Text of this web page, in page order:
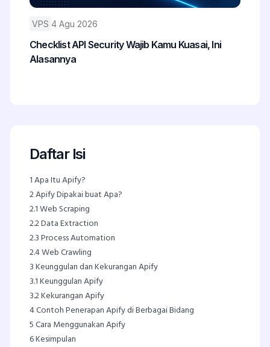
VPS 4 Agu 2026
Checklist API Security Wajib Kamu Kuasai, Ini
Alasannya
Daftar Isi
1Apa Itu Apify?
2Apify Dipakai buat Apa?
2.1Web Scraping
2.2Data Extraction
2.3Process Automation
2.4Web Crawling
3Keunggulan dan Kekurangan Apify
3.1Keunggulan Apify
3.2Kekurangan Apify
4Contoh Penerapan Apify di Berbagai Bidang
5Cara Menggunakan Apify
6Kesimpulan